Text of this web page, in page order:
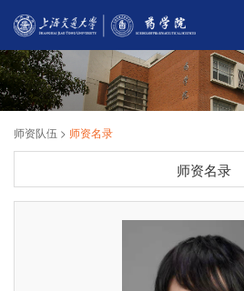
师资队伍 > 师资名录
师资名录